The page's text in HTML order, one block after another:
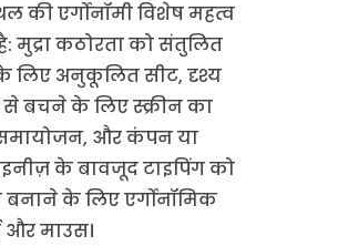
की एर्गोनॉमी विशेष महत्व
मुद्रा कठोरता को संतुलित
लिए अनुकूलित सीट, दृश्य
बचने के लिए स्क्रीन का
और कंपन या
के बावजूद टाइपिंग को
के लिए एर्गोनॉमिक
और माउस।